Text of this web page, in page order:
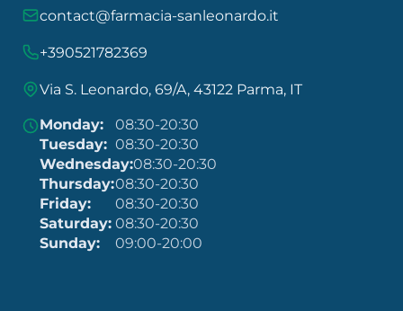
contact@farmacia-sanleonardo.it
+390521782369
Via S. Leonardo, 69/A, 43122 Parma, IT
Monday:
08:30-20:30
Tuesday: 08:30-20:30
Wednesday:08:30-20:30
Thursday:08:30-20:30
Friday:
08:30-20:30
Saturday: 08:30-20:30
Sunday:
09:00-20:00